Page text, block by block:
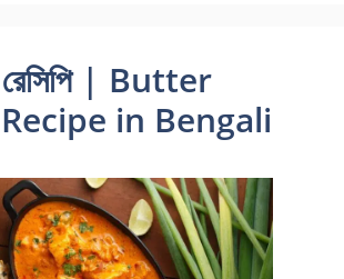
রেসিপি | Butter
in Bengali